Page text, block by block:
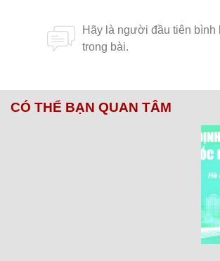
CÓ THỂ BẠN QUAN TÂM